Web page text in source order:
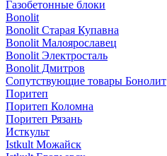
Газобетонные блоки
Bonolit
Bonolit Старая Купавна
Bonolit Малоярославец
Bonolit Электросталь
Bonolit Дмитров
Сопутствующие товары Бонолит
Поритеп
Поритеп Коломна
Поритеп Рязань
Исткульт
Istkult Можайск